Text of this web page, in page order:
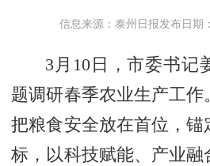
信息来源：泰州日报发布日期
3月10日，市委书记
题调研春季农业生产工
把粮食安全放在首位，锚
标，以科技赋能、产业融